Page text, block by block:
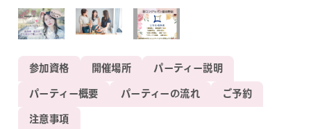
参加資格 開催場所
パーティー説明
パーティー概要
パーティーの流れ
ご予約
注意事項